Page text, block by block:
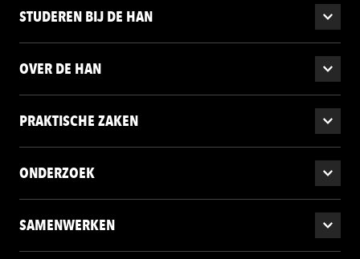
STUDEREN BIJ DE HAN
OVER DE HAN
PRAKTISCHE ZAKEN
ONDERZOEK
SAMENWERKEN